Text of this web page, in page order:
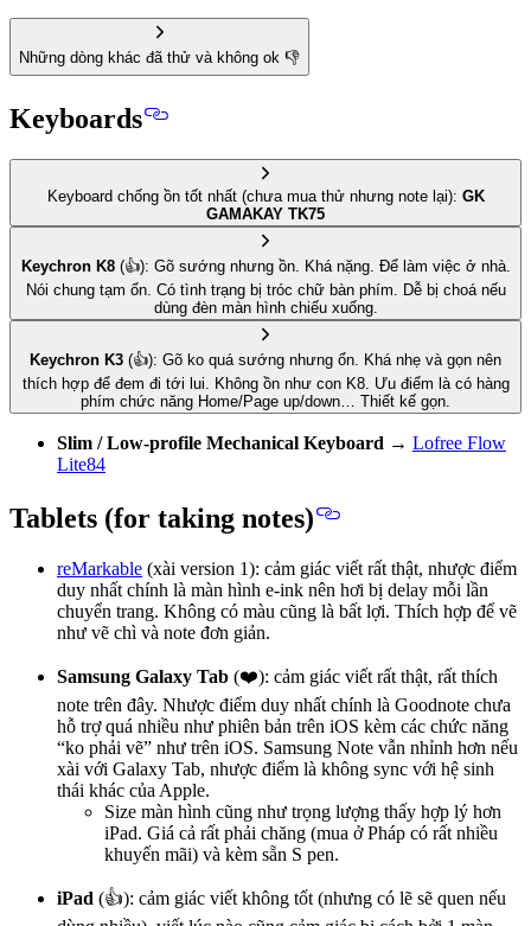
Những dòng khác đã thử và không ok 👎
Keyboards
Keyboard chống ồn tốt nhất(chưa mua thử nhưng note lại): GK
GAMAKAY TK75
Keychron K8 (👍): Gõ sướng nhưng ồn. Khá nặng. Để làm việc ở nhà.
Nói chung tạm ổn. Có tình trạng bị tróc chữ bàn phím. Dễ bị choá nếu
dùng đèn màn hình chiếu xuống.
Keychron K3 (👍): Gõ ko quá sướng nhưng ổn. Khá nhẹ và gọn nên
thích hợp để đem đi tới lui. Không ồn như con K8. Ưu điểm là có hàng
phím chức năng Home/Page up/down… Thiết kế gọn.
Slim / Low-profile Mechanical Keyboard → Lofree Flow
Lite84
Tablets (for taking notes)
reMarkable (xài version 1): cảm giác viết rất thật, nhược điểm
duy nhất chính là màn hình e-ink nên hơi bị delay mỗi lần
chuyển trang. Không có màu cũng là bất lợi. Thích hợp để vẽ
như vẽ chì và note đơn giản.
Samsung Galaxy Tab (❤️): cảm giác viết rất thật, rất thích
note trên đây. Nhược điểm duy nhất chính là Goodnote chưa
hỗ trợ quá nhiều như phiên bản trên iOS kèm các chức năng
“ko phải vẽ” như trên iOS. Samsung Note vẫn nhỉnh hơn nếu
xài với Galaxy Tab, nhược điểm là không sync với hệ sinh
thái khác của Apple.
Size màn hình cũng như trọng lượng thấy hợp lý hơn
iPad. Giá cả rất phải chăng (mua ở Pháp có rất nhiều
khuyến mãi) và kèm sẵn S pen.
iPad (👍): cảm giác viết không tốt (nhưng có lẽ sẽ quen nếu